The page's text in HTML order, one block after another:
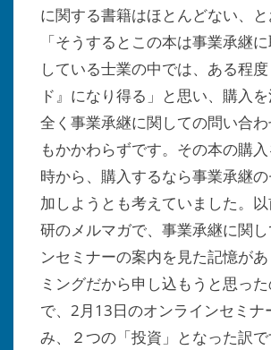
に関する書籍はほとんどない、と
「そうするとこの本は事業承継
している士業の中では、ある程
ド』になり得る」と思い、購入を
全く事業承継に関しての問い合
もかかわらずです。その本の購
時から、購入するなら事業承継
加しようとも考えていました。
研のメルマガで、事業承継に関
ンセミナーの案内を見た記憶が
ミングだから申し込もうと思っ
で、2月13日のオンラインセミナ
み、２つの「投資」となった訳で